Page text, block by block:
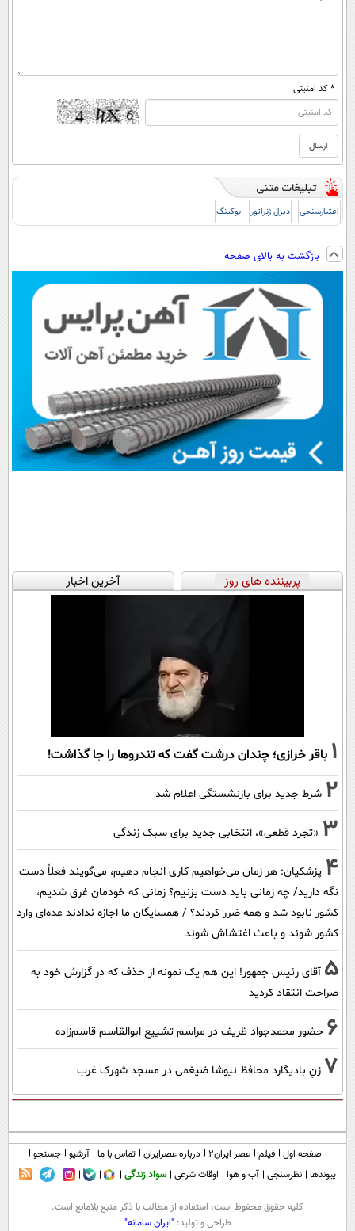
* کد امنیتی
اعتبارسنجی دیزل ژنراتور بوکینگ
بازگشت به بالای صفحه
پربیننده های روز آخرین اخبار
1 باقر خرازی؛ چندان درشت گفت که تندروها را جا گذاشت!
2 شرط جدید برای بازنشستگی اعلام شد
3 «تجرد قطعی»، انتخابی جدید برای سبک زندگی
4 پزشکیان: هر زمان می‌خواهیم کاری انجام دهیم، می‌گویند فعلاً دست
نگه دارید/ چه زمانی باید دست بزنیم؟ زمانی که خودمان غرق شدیم،
کشور نابود شد و همه ضرر کردند؟ / همسایگان ما اجازه ندادند عده‌ای وارد
کشور شوند و باعث اغتشاش شوند
5 آقای رئیس جمهور! این هم یک نمونه از حذف که در گزارش خود به
صراحت انتقاد کردید
6 حضور محمدجواد ظریف در مراسم تشییع ابوالقاسم قاسم‌زاده
7 زنِ بادیگارد محافظ نیوشا ضیغمی در مسجد شهرک غرب
صفحه اول فیلم عصر ایران۲ درباره عصرایران تماس با ما آرشیو جستجو
پیوندها نظرسنجی آب و هوا اوقات شرعی سواد زندگی
كليه حقوق محفوظ است، استفاده از مطالب با ذكر منبع بلامانع است.
طراحی و تولید:"ایران سامانه"